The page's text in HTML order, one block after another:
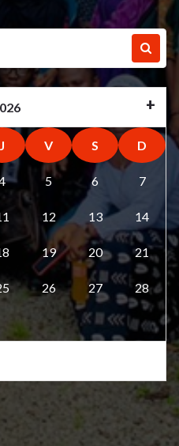
J V S D
5 6 7
12 13 14
19 20 21
26 27 28